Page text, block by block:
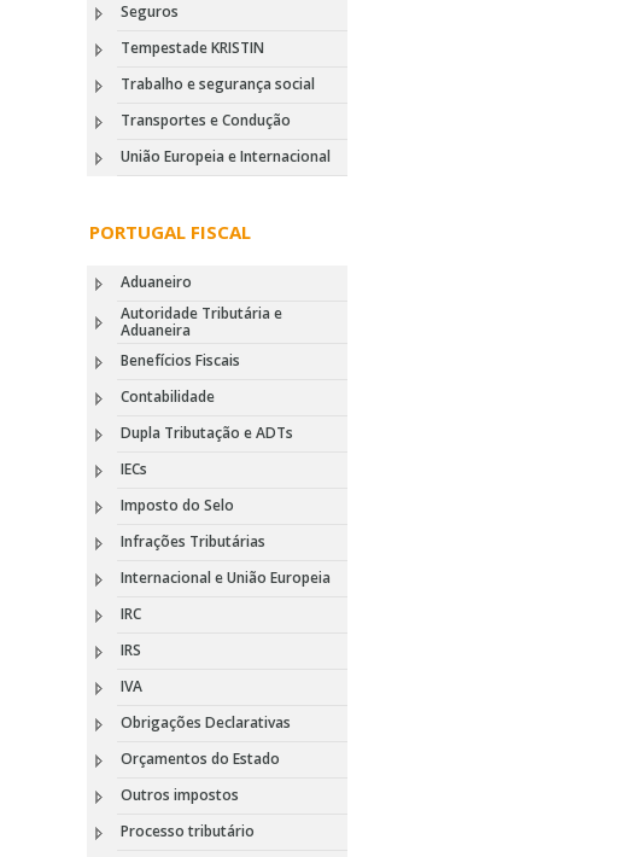
Seguros
Tempestade KRISTIN
Trabalho e segurança social
Transportes e Condução
União Europeia e Internacional
PORTUGAL FISCAL
Aduaneiro
Autoridade Tributária e
Aduaneira
Benefícios Fiscais
Contabilidade
Dupla Tributação e ADTs
IECs
Imposto do Selo
Infrações Tributárias
Internacional e União Europeia
IRC
IRS
IVA
Obrigações Declarativas
Orçamentos do Estado
Outros impostos
Processo tributário